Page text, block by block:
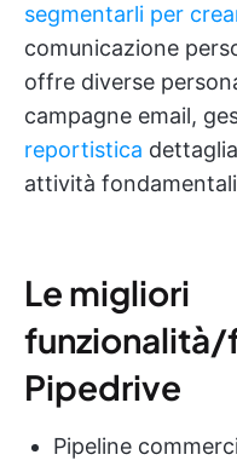
segmentarli per
comunicazione
offre diverse
campagne email,
reportistica
attività
Le migliori
funzionalità/
Pipedrive
Pipeline